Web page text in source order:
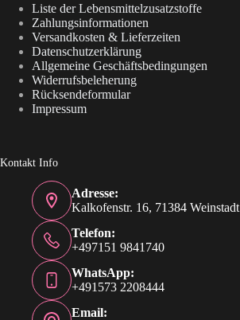
Liste der Lebensmittelzusatzstoffe
Zahlungsinformationen
Versandkosten & Lieferzeiten
Datenschutzerklärung
Allgemeine Geschäftsbedingungen
Widerrufsbeleherung
Rücksendeformular
Impressum
Kontakt Info
Adresse:
Kalkofenstr. 16, 71384 Weinstadt
Telefon:
+497151 9841740
WhatsApp:
+491573 2208444
Email: